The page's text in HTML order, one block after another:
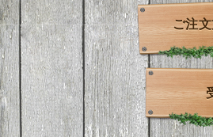
ご注